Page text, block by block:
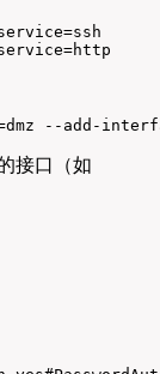
--add-
接口（如